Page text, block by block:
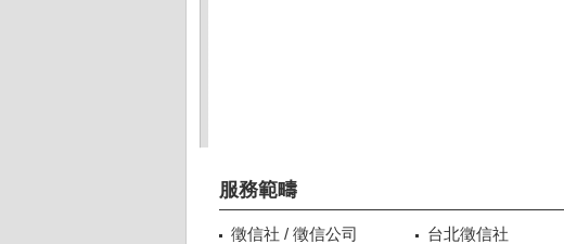
服務範疇
徵信社 / 徵信公司
台北徵信社